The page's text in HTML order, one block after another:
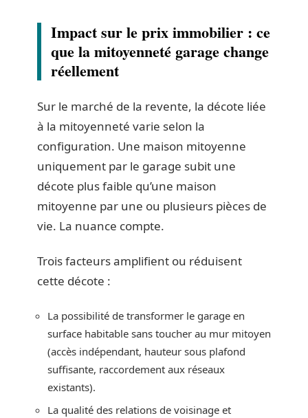
Impact sur le prix immobilier : ce
que la mitoyenneté garage change
réellement
Sur le marché de la revente, la décote liée
à la mitoyenneté varie selon la
configuration. Une maison mitoyenne
uniquement par le garage subit une
décote plus faible qu’une maison
mitoyenne par une ou plusieurs pièces de
vie. La nuance compte.
Trois facteurs amplifient ou réduisent
cette décote :
La possibilité de transformer le garage en
surface habitable sans toucher au mur mitoyen
(accès indépendant, hauteur sous plafond
suffisante, raccordement aux réseaux
existants).
La qualité des relations de voisinage et